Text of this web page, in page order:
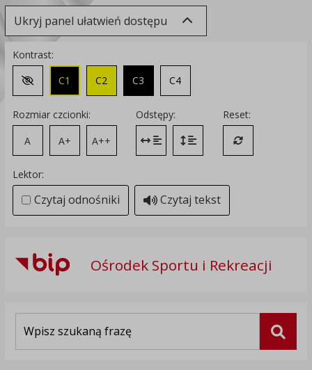
Ukryj panel ułatwień dostępu
Kontrast:
Zmień kontrast na domyślny
C1 C2 C3 C4
Rozmiar czcionki:
A
A+ A++
Odstępy:
Zmień odstęp między literami
Zmień interlinię i margines
Reset:
Przywróć
Lektor:
Czytaj odnośniki Czytaj tekst
Ośrodek Sportu i Rekreacji